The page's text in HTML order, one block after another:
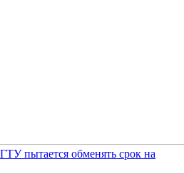
пытается обменять срок на